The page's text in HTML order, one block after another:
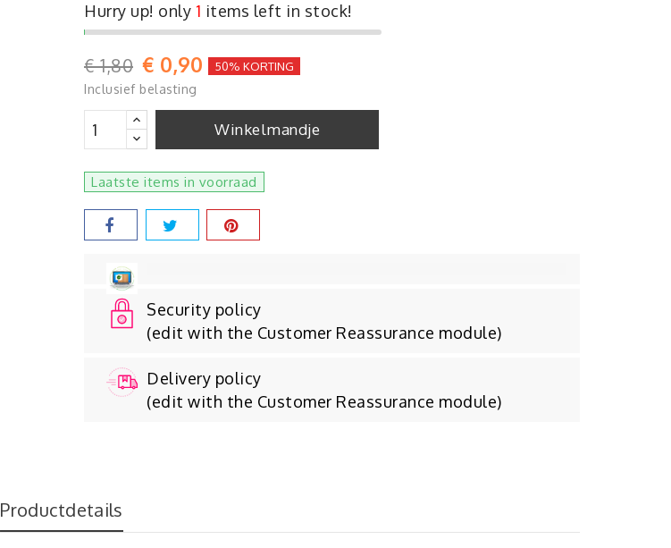
Hurry up! only 1 items left in stock!
€ 1,80 € 0,90 50% KORTING
Inclusief belasting
Winkelmandje
Laatste items in voorraad
Security policy
(edit with the Customer Reassurance module)
Delivery policy
(edit with the Customer Reassurance module)
Productdetails